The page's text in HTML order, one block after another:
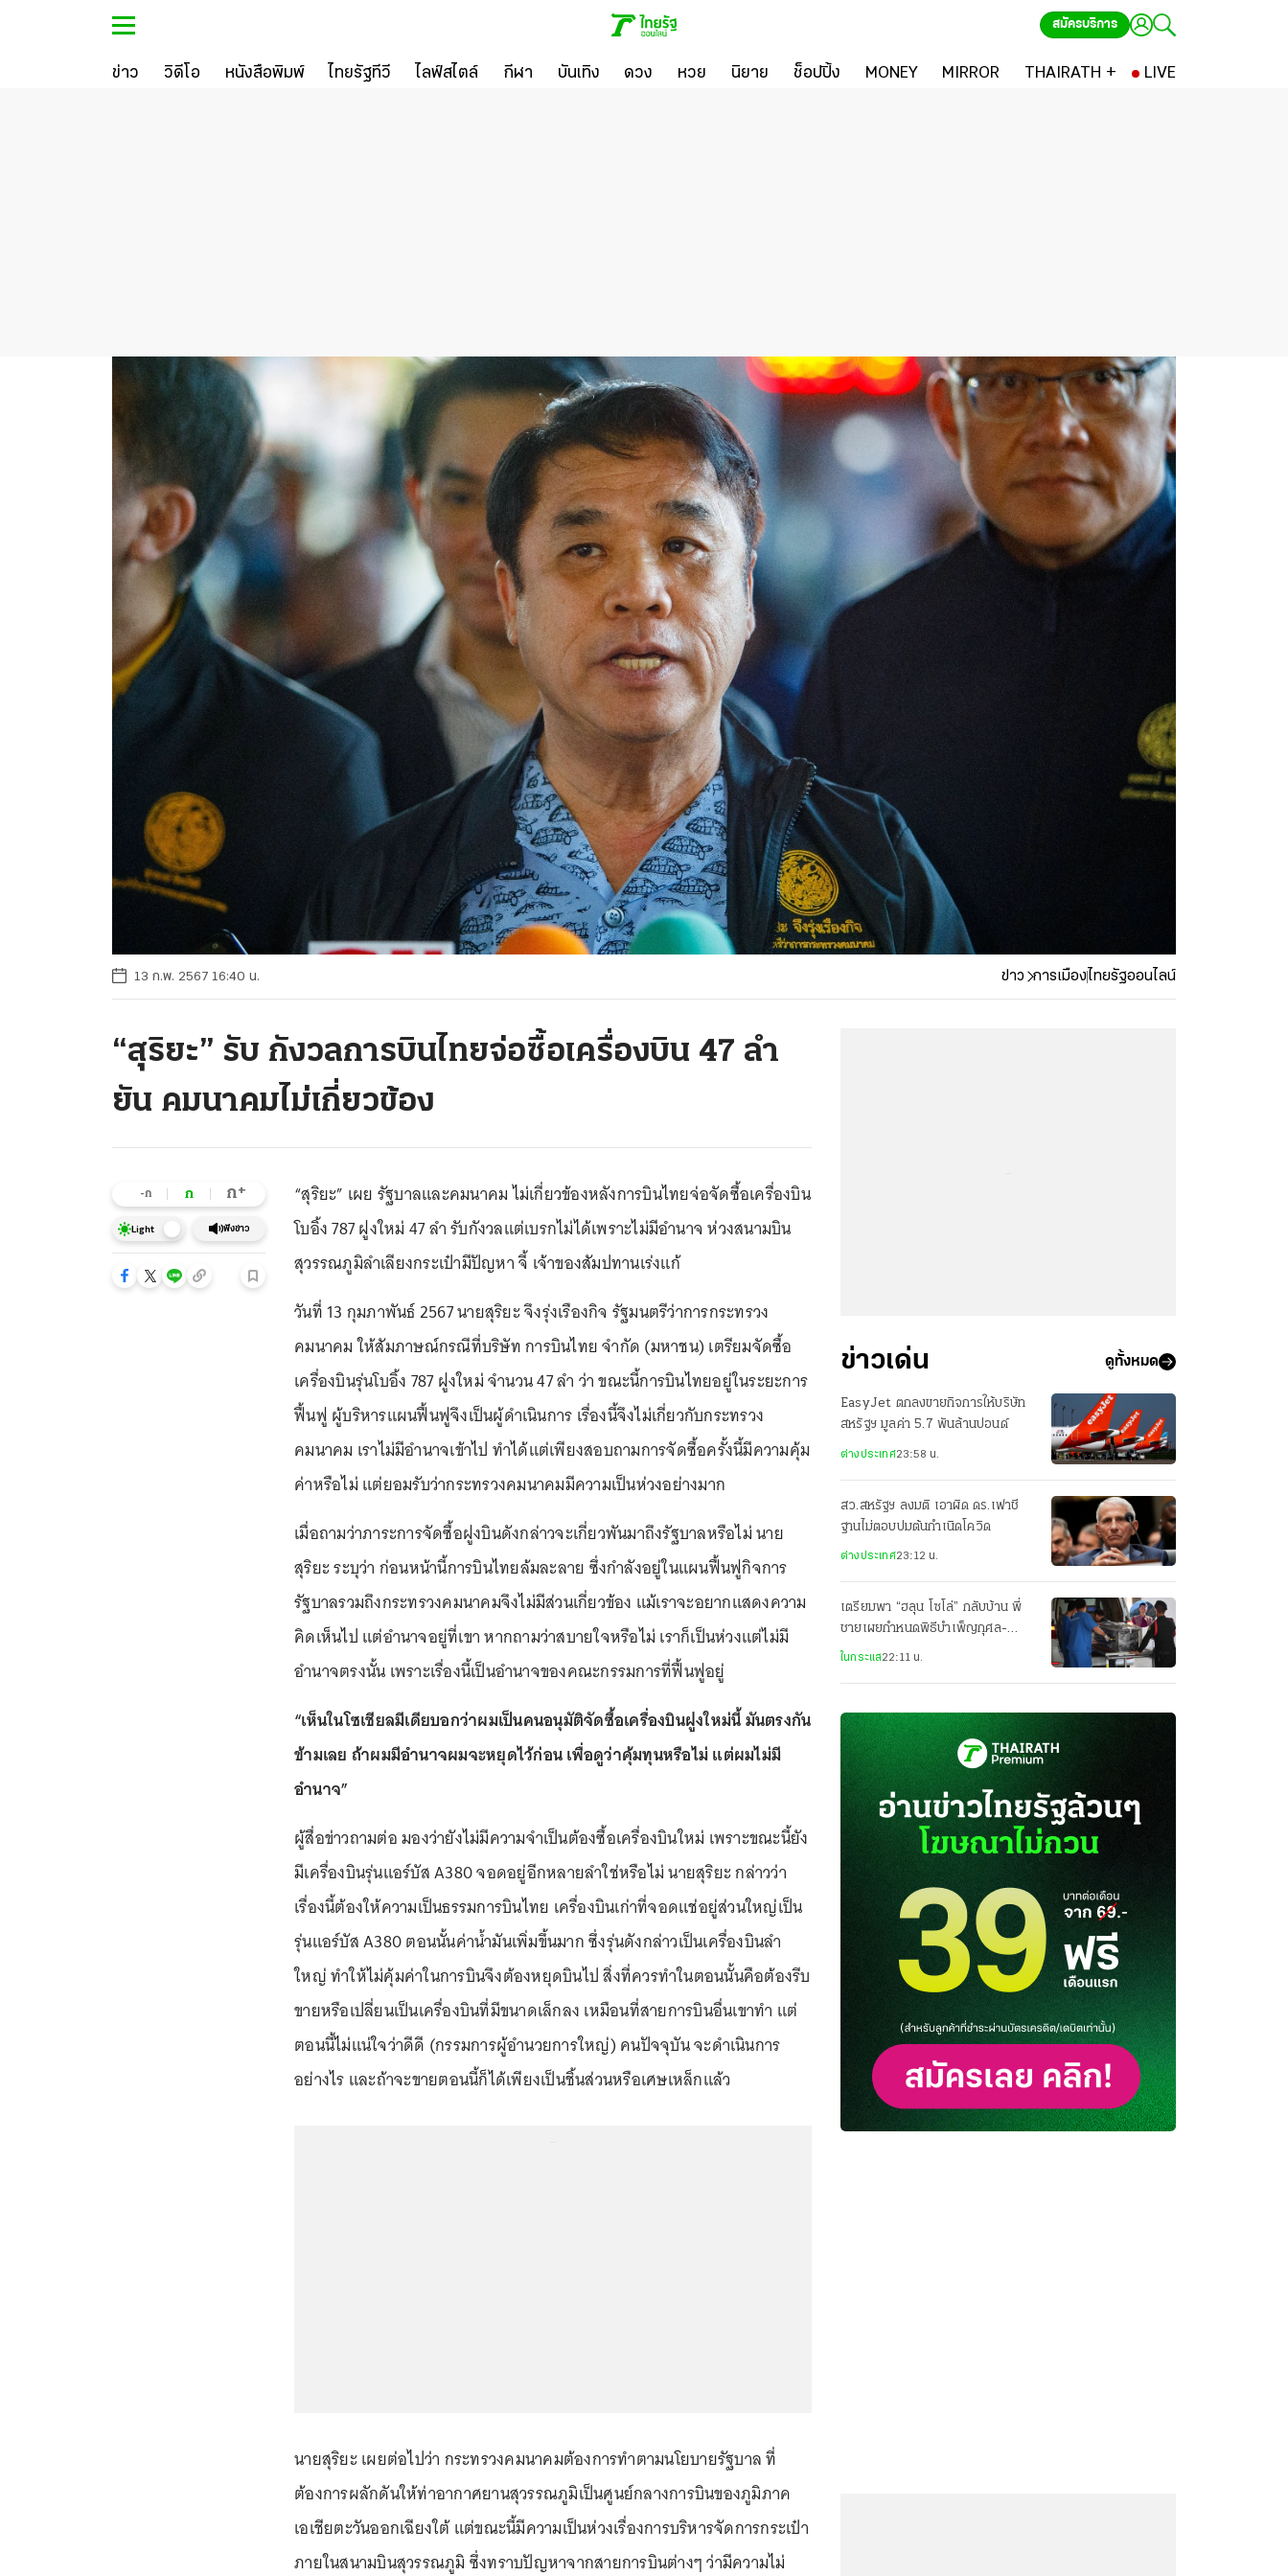
สมัครบริการ
ข่าว วิดีโอ หนังสือพิมพ์ ไทยรัฐทีวี ไลฟ์สไตล์ กีฬา บันเทิง ดวง หวย นิยาย ช็อปปิ้ง MONEY MIRROR THAIRATH + LIVE
13 ก.พ. 2567 16:40 น. ข่าว การเมืองไทยรัฐออนไลน์
“สุริยะ” รับ กังวลการบินไทยจ่อซื้อเครื่องบิน 47 ลำ
ยัน คมนาคมไม่เกี่ยวข้อง
-ก ก ก+
Light ฟังข่าว
“สุริยะ” เผย รัฐบาลและคมนาคม ไม่เกี่ยวข้องหลังการบินไทยจ่อจัดซื้อเครื่องบิน
โบอิ้ง 787 ฝูงใหม่ 47 ลำ รับกังวลแต่เบรกไม่ได้เพราะไม่มีอำนาจ ห่วงสนามบิน
สุวรรณภูมิลำเลียงกระเป๋ามีปัญหา จี้ เจ้าของสัมปทานเร่งแก้
วันที่ 13 กุมภาพันธ์ 2567 นายสุริยะ จึงรุ่งเรืองกิจ รัฐมนตรีว่าการกระทรวง
คมนาคม ให้สัมภาษณ์กรณีที่บริษัท การบินไทย จำกัด (มหาชน) เตรียมจัดซื้อ
เครื่องบินรุ่นโบอิ้ง 787 ฝูงใหม่ จำนวน 47 ลำ ว่า ขณะนี้การบินไทยอยู่ในระยะการ
ฟื้นฟู ผู้บริหารแผนฟื้นฟูจึงเป็นผู้ดำเนินการ เรื่องนี้จึงไม่เกี่ยวกับกระทรวง
คมนาคม เราไม่มีอำนาจเข้าไป ทำได้แต่เพียงสอบถามการจัดซื้อครั้งนี้มีความคุ้ม
ค่าหรือไม่ แต่ยอมรับว่ากระทรวงคมนาคมมีความเป็นห่วงอย่างมาก
เมื่อถามว่าภาระการจัดซื้อฝูงบินดังกล่าวจะเกี่ยวพันมาถึงรัฐบาลหรือไม่ นาย
สุริยะ ระบุว่า ก่อนหน้านี้การบินไทยล้มละลาย ซึ่งกำลังอยู่ในแผนฟื้นฟูกิจการ
รัฐบาลรวมถึงกระทรวงคมนาคมจึงไม่มีส่วนเกี่ยวข้อง แม้เราจะอยากแสดงความ
คิดเห็นไป แต่อำนาจอยู่ที่เขา หากถามว่าสบายใจหรือไม่ เราก็เป็นห่วงแต่ไม่มี
อำนาจตรงนั้น เพราะเรื่องนี้เป็นอำนาจของคณะกรรมการที่ฟื้นฟูอยู่
“เห็นในโซเชียลมีเดียบอกว่าผมเป็นคนอนุมัติจัดซื้อเครื่องบินฝูงใหม่นี้ มันตรงกัน
ข้ามเลย ถ้าผมมีอำนาจผมจะหยุดไว้ก่อน เพื่อดูว่าคุ้มทุนหรือไม่ แต่ผมไม่มี
อำนาจ”
ผู้สื่อข่าวถามต่อ มองว่ายังไม่มีความจำเป็นต้องซื้อเครื่องบินใหม่ เพราะขณะนี้ยัง
มีเครื่องบินรุ่นแอร์บัส A380 จอดอยู่อีกหลายลำใช่หรือไม่ นายสุริยะ กล่าวว่า
เรื่องนี้ต้องให้ความเป็นธรรมการบินไทย เครื่องบินเก่าที่จอดแช่อยู่ส่วนใหญ่เป็น
รุ่นแอร์บัส A380 ตอนนั้นค่าน้ำมันเพิ่มขึ้นมาก ซึ่งรุ่นดังกล่าวเป็นเครื่องบินลำ
ใหญ่ ทำให้ไม่คุ้มค่าในการบินจึงต้องหยุดบินไป สิ่งที่ควรทำในตอนนั้นคือต้องรีบ
ขายหรือเปลี่ยนเป็นเครื่องบินที่มีขนาดเล็กลง เหมือนที่สายการบินอื่นเขาทำ แต่
ตอนนี้ไม่แน่ใจว่าดีดี (กรรมการผู้อำนวยการใหญ่) คนปัจจุบัน จะดำเนินการ
อย่างไร และถ้าจะขายตอนนี้ก็ได้เพียงเป็นชิ้นส่วนหรือเศษเหล็กแล้ว
นายสุริยะ เผยต่อไปว่า กระทรวงคมนาคมต้องการทำตามนโยบายรัฐบาล ที่
ต้องการผลักดันให้ท่าอากาศยานสุวรรณภูมิเป็นศูนย์กลางการบินของภูมิภาค
เอเชียตะวันออกเฉียงใต้ แต่ขณะนี้มีความเป็นห่วงเรื่องการบริหารจัดการกระเป๋า
ภายในสนามบินสุวรรณภูมิ ซึ่งทราบปัญหาจากสายการบินต่างๆ ว่ามีความไม่
ข่าวเด่น ดูทั้งหมด
EasyJet ตกลงขายกิจการให้บริษัท
สหรัฐฯ มูลค่า 5.7 พันล้านปอนด์
ต่างประเทศ23:58 น.
สว.สหรัฐฯ ลงมติ เอาผิด ดร.เฟาชี
ฐานไม่ตอบปมต้นกำเนิดโควิด
ต่างประเทศ23:12 น.
เตรียมพา “ฮลุน โซโล่” กลับบ้าน พี่
ชายเผยกำหนดพิธีบำเพ็ญกุศล-
ฌาปนกิจศพ
ในกระแส22:11 น.